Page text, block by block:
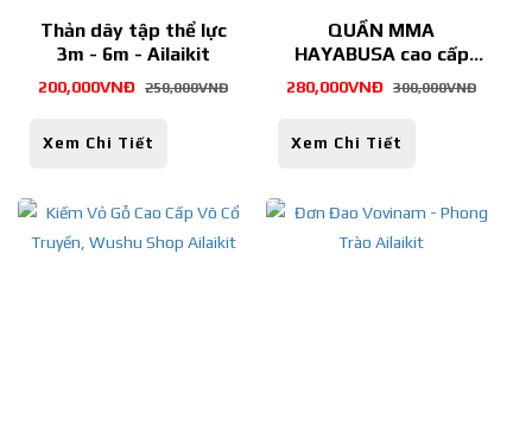
Thản dây tập thể lực
3m - 6m - Ailaikit
200,000VNĐ 250,000VNĐ
Xem Chi Tiết
QUẦN MMA
HAYABUSA cao cấp
Ailaikit
280,000VNĐ 300,000VNĐ
Xem Chi Tiết